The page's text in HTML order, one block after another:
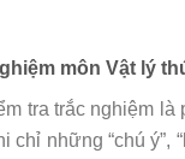
môn Vật lý
tra trắc nghiệm là
chỉ những “chú ý”,